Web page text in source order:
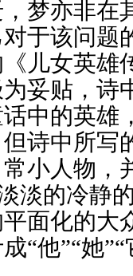
梦亦非在
于该问题
儿女英雄
妥贴，诗
中的英雄
诗中所写
小人物，
淡的冷静
面化的大
“他”“她